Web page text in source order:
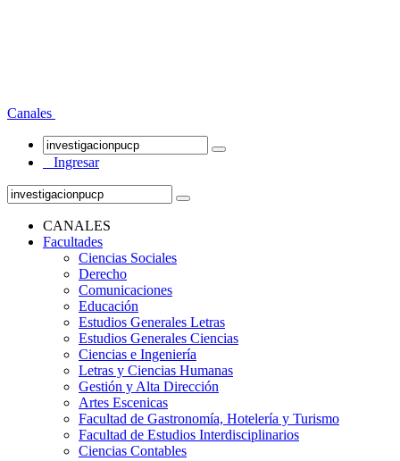
Canales
Ingresar
CANALES
Facultades
Ciencias Sociales
Derecho
Comunicaciones
Educación
Estudios Generales Letras
Estudios Generales Ciencias
Ciencias e Ingeniería
Letras y Ciencias Humanas
Gestión y Alta Dirección
Artes Escenicas
Facultad de Gastronomía, Hotelería y Turismo
Facultad de Estudios Interdisciplinarios
Ciencias Contables